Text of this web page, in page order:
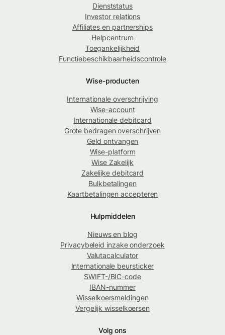
Dienststatus
Investor relations
Affiliates en partnerships
Helpcentrum
Toegankelijkheid
Functiebeschikbaarheidscontrole
Wise-producten
Internationale overschrijving
Wise-account
Internationale debitcard
Grote bedragen overschrijven
Geld ontvangen
Wise-platform
Wise Zakelijk
Zakelijke debitcard
Bulkbetalingen
Kaartbetalingen accepteren
Hulpmiddelen
Nieuws en blog
Privacybeleid inzake onderzoek
Valutacalculator
Internationale beursticker
SWIFT-/BIC-code
IBAN-nummer
Wisselkoersmeldingen
Vergelijk wisselkoersen
Volg ons